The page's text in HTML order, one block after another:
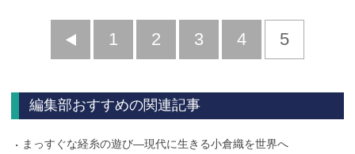
前
1 2 3 4 5
編集部おすすめの関連記事
まっすぐな経糸の遊び―現代に生きる小倉織を世界へ